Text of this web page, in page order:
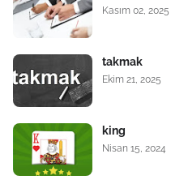
Kasım 02, 2025
takmak
Ekim 21, 2025
king
Nisan 15, 2024